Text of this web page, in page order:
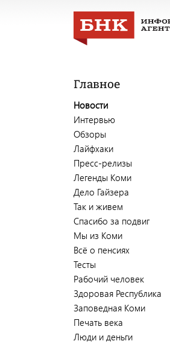
Главное
Новости
Интервью
Обзоры
Лайфхаки
Пресс-релизы
Легенды Коми
Дело Гайзера
Так и живем
Спасибо за подвиг
Мы из Коми
Всё о пенсиях
Тесты
Рабочий человек
Здоровая Республика
Заповедная Коми
Печать века
Люди и деньги